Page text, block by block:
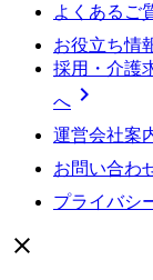
よくあるご
お役立ち情
採用・介護
へ 
運営会社案
お問い合わ
プライバシ
